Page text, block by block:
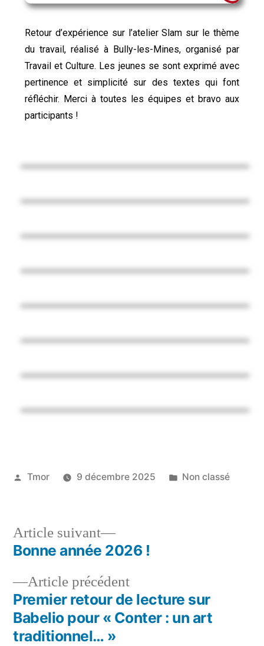
Retour d’expérience sur l’atelier Slam sur le thème
du travail, réalisé à Bully-les-Mines, organisé par
Travail et Culture. Les jeunes se sont exprimé avec
pertinence et simplicité sur des textes qui font
réfléchir. Merci à toutes les équipes et bravo aux
participants !
Tmor 9 décembre 2025 Non classé
Article précédent
Premier retour de lecture sur
Babelio pour « Conter : un art
traditionnel… »
Article suivant
Bonne année 2026 !